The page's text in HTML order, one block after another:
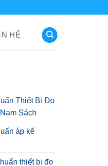
HỆ
Thiết Bị Đo
Sách
áp kế
thiết bị đo